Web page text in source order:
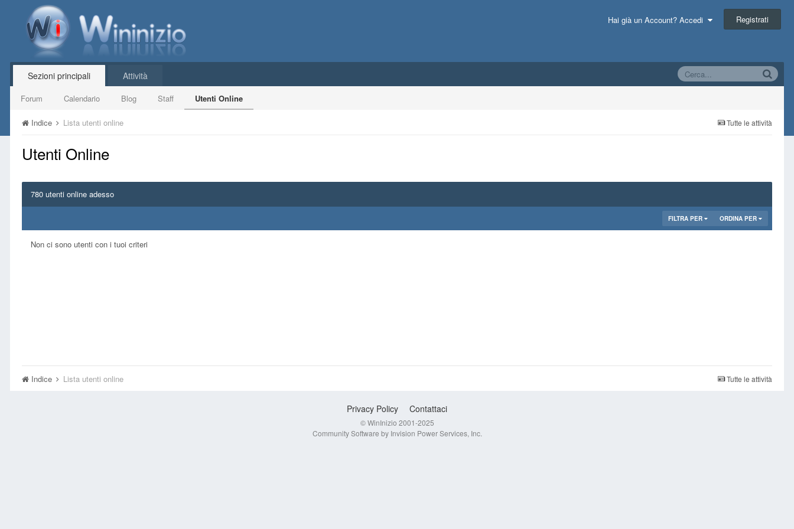
Hai già un Account? Accedi Registrati
Sezioni principali
Forum Calendario Blog Staff Utenti Online
Attività
Tutte le attività
Indice Lista utenti online
Utenti Online
780 utenti online adesso
ORDINA PER
FILTRA PER
Non ci sono utenti con i tuoi criteri
Tutte le attività
Indice Lista utenti online
Privacy Policy Contattaci
© WinInizio 2001-2025
Community Software by Invision Power Services, Inc.